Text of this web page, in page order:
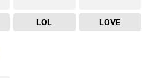
LOL LOVE